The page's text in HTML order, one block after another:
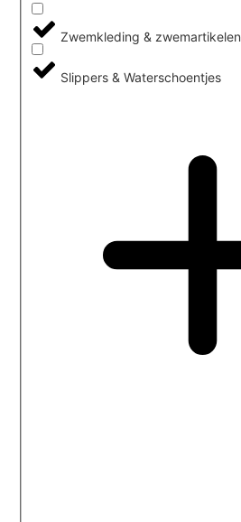
Zwemkleding & zwemartikelen
Slippers & Waterschoentjes